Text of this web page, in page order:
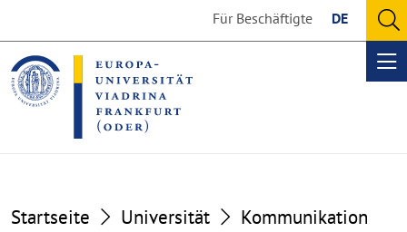
the
content
section
the
footer
section
Für Beschäftigte DE
Startseite Universität
Kommunikation